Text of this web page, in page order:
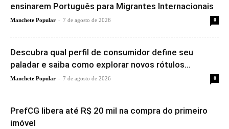
ensinarem Português para Migrantes Internacionais
Manchete Popular - 7 de agosto de 2026 0
Descubra qual perfil de consumidor define seu
paladar e saiba como explorar novos rótulos...
Manchete Popular - 7 de agosto de 2026 0
PrefCG libera até R$ 20 mil na compra do primeiro
imóvel